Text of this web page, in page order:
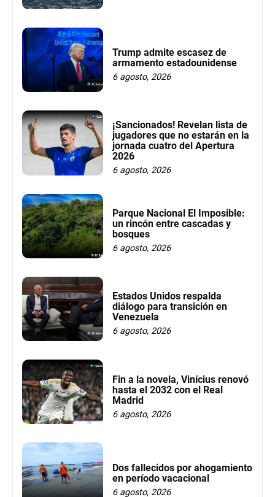
Trump admite escasez de
armamento estadounidense
6 agosto, 2026
¡Sancionados! Revelan lista de
jugadores que no estarán en la
jornada cuatro del Apertura
2026
6 agosto, 2026
Parque Nacional El Imposible:
un rincón entre cascadas y
bosques
6 agosto, 2026
Estados Unidos respalda
diálogo para transición en
Venezuela
6 agosto, 2026
Fin a la novela, Vinícius renovó
hasta el 2032 con el Real
Madrid
6 agosto, 2026
Dos fallecidos por ahogamiento
en período vacacional
6 agosto, 2026